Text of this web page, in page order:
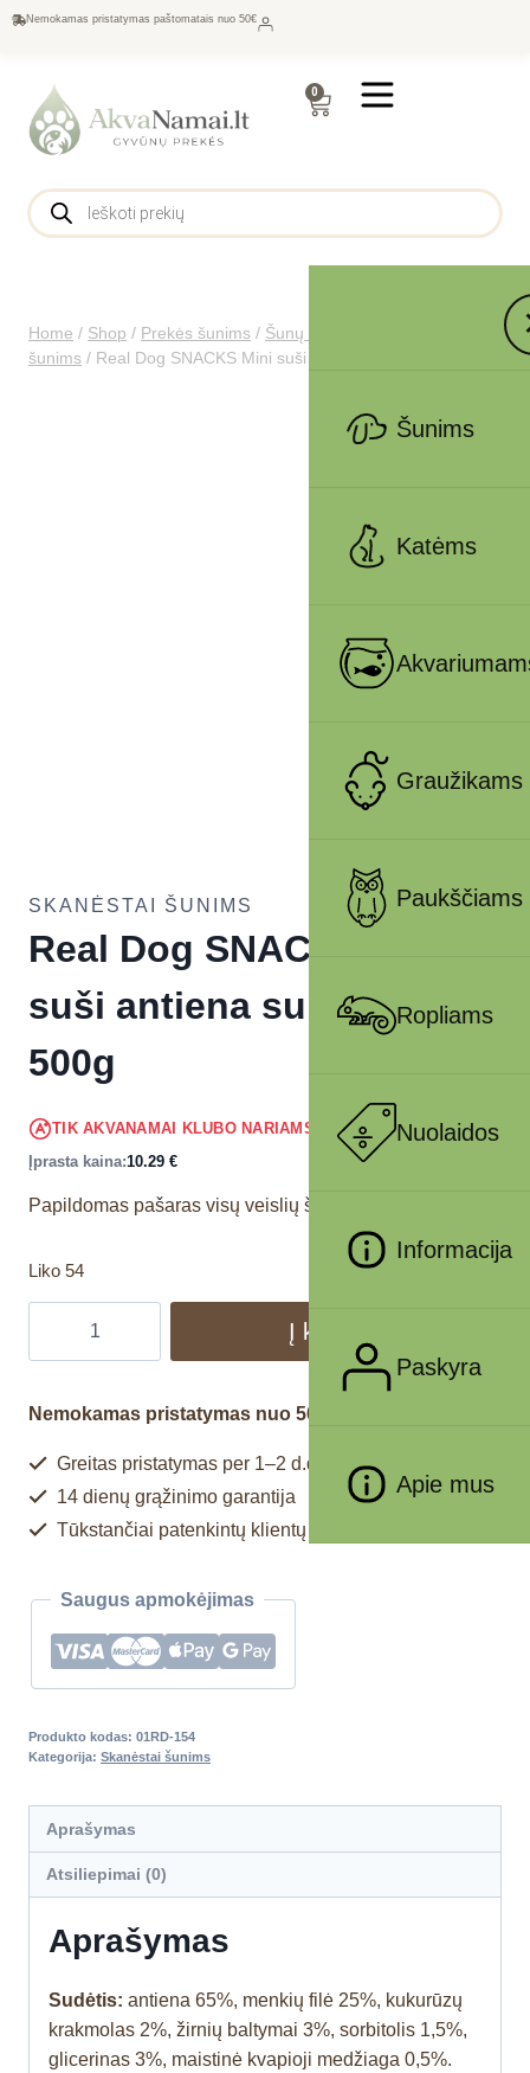
Nemokamas pristatymas paštomatais nuo 50€
0
Šunims
Katėms
Graužikams
Paukščiams
Ropliams
Nuolaidos
Informacija
Paskyra
Apie mus
Home / Shop / Prekės šunims / Šunų maistas
šunims / Real Dog SNACKS Mini suši antiena su menke 500g
SKANĖSTAI ŠUNIMS
Real Dog SNACKS Mini
suši antiena su menke
500g
TIK AKVANAMAI KLUBO NARIAMS 9.78 € !
Įprasta kaina:10.29 €
Papildomas pašaras visų veislių šunims.
Liko 54
Į krepšelį
Nemokamas pristatymas nuo 50€
Greitas pristatymas per 1–2 d.d.
14 dienų grąžinimo garantija
Tūkstančiai patenkintų klientų
Saugus apmokėjimas
Produkto kodas: 01RD-154
Kategorija: Skanėstai šunims
Aprašymas
Atsiliepimai (0)
Aprašymas
Sudėtis: antiena 65%, menkių filė 25%, kukurūzų
krakmolas 2%, žirnių baltymai 3%, sorbitolis 1,5%,
glicerinas 3%, maistinė kvapioji medžiaga 0,5%.